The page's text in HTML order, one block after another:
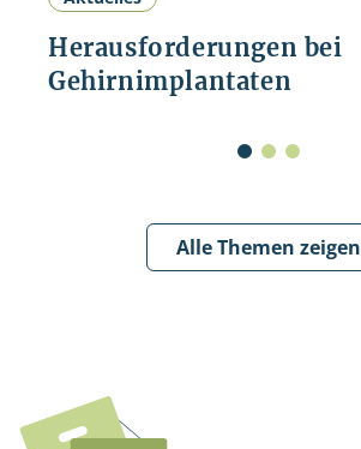
Herausforderungen bei
Gehirnimplantaten
Alle Themen zeigen